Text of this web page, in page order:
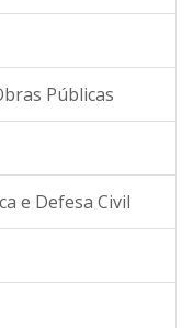
Públicas
e Defesa Civil